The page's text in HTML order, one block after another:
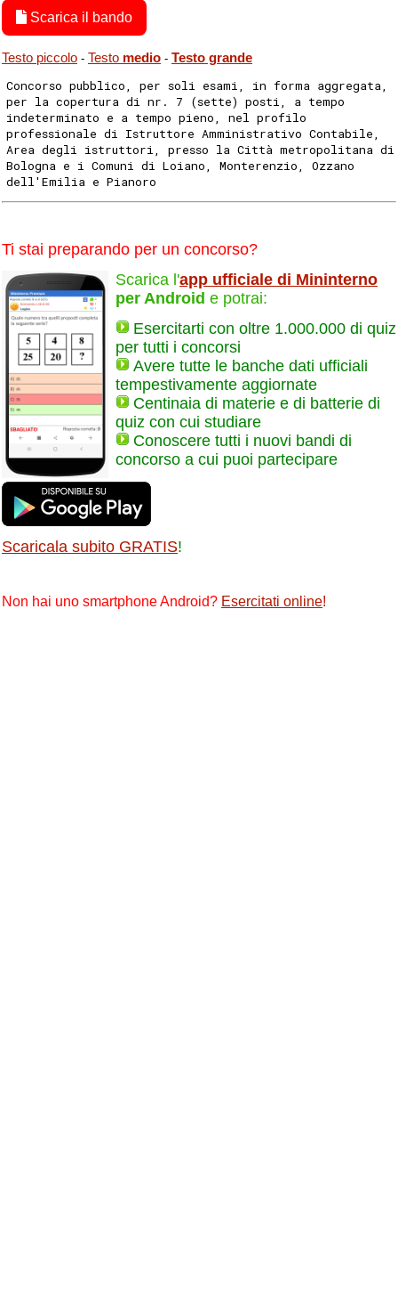
Scarica il bando
Testo piccolo - Testo medio - Testo grande
Concorso pubblico, per soli esami, in forma aggregata,
per la copertura di nr. 7 (sette) posti, a tempo
indeterminato e a tempo pieno, nel profilo
professionale di Istruttore Amministrativo Contabile,
Area degli istruttori, presso la Città metropolitana di
Bologna e i Comuni di Loiano, Monterenzio, Ozzano
dell'Emilia e Pianoro
Ti stai preparando per un concorso?
Scarica l'app ufficiale di Mininterno
per Android e potrai:
Esercitarti con oltre 1.000.000 di quiz
per tutti i concorsi
Avere tutte le banche dati ufficiali
tempestivamente aggiornate
Centinaia di materie e di batterie di
quiz con cui studiare
Conoscere tutti i nuovi bandi di
concorso a cui puoi partecipare
Scaricala subito GRATIS!
Non hai uno smartphone Android? Esercitati online!